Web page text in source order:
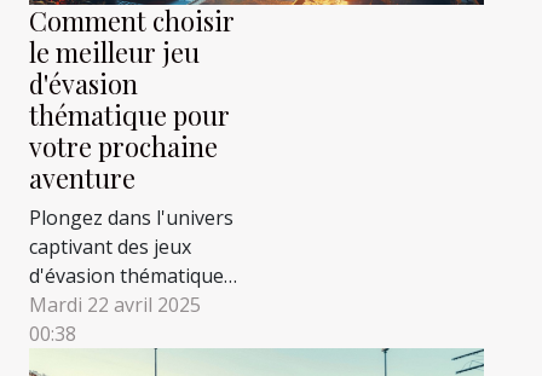
Comment choisir
le meilleur jeu
d'évasion
thématique pour
votre prochaine
aventure
Plongez dans l'univers
captivant des jeux
d'évasion thématiques,
là où énigmes et
aventures
Mardi 22 avril 2025
00:38